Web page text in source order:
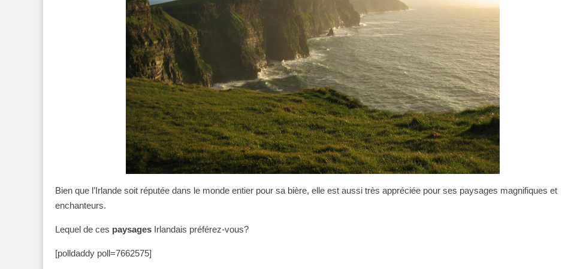
Bien que l’Irlande soit réputée dans le monde entier pour sa bière, elle est aussi très appréciée pour ses paysages magnifiques et
enchanteurs.
Lequel de ces paysages Irlandais préférez-vous?
[polldaddy poll=7662575]